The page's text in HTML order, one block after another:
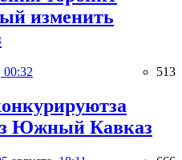
изменить
00:32 513
Южный Кавказ